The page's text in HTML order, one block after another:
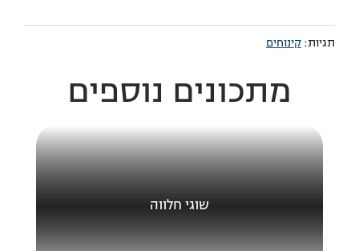
תגיות: קינוחים
מתכונים נוספים
שוגי חלווה